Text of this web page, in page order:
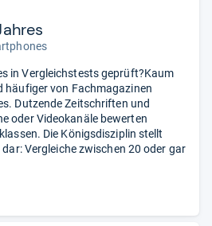
in Vergleichstests geprüft?Kaum
häufiger von Fachmagazinen
Dutzende Zeitschriften und
oder Videokanäle bewerten
Die Königsdisziplin stellt
Vergleiche zwischen 20 oder gar